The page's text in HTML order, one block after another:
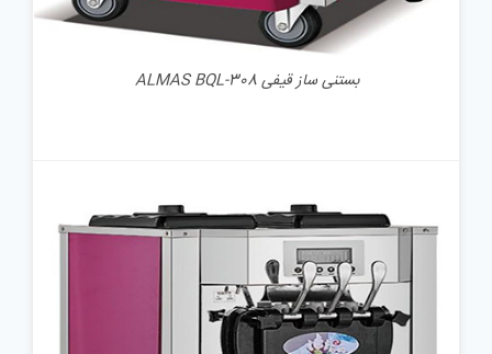
بستنی ساز قیفی ALMAS BQL-308